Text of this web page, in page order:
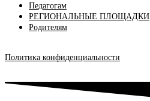
Педагогам
РЕГИОНАЛЬНЫЕ ПЛОЩАДКИ
Родителям
Политика конфиденциальности